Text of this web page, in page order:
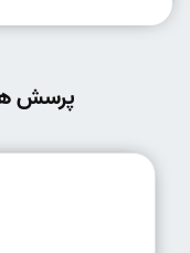
پرسش